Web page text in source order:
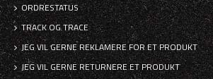
ORDRESTATUS
TRACK OG TRACE
JEG VIL GERNE REKLAMERE FOR ET PRODUKT
JEG VIL GERNE RETURNERE ET PRODUKT